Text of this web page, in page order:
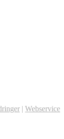
| Webservice